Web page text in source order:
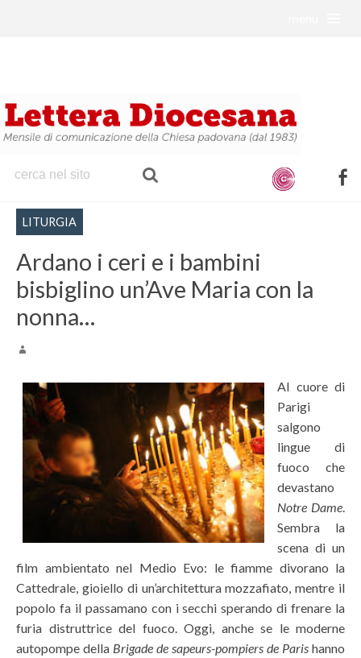
LITURGIA
Ardano i ceri e i bambini
bisbiglino un’Ave Maria con la
nonna…
Al cuore di
Parigi
salgono
lingue di
fuoco che
devastano
Notre Dame
Sembra la
scena di un
film ambientato nel Medio Evo: le fiamme divorano la
Cattedrale, gioiello di un’architettura mozzafiato, mentre il
popolo fa il passamano con i secchi sperando di frenare la
furia distruttrice del fuoco. Oggi, anche se le moderne
autopompe della Brigade de sapeurs-pompiers de Paris hanno